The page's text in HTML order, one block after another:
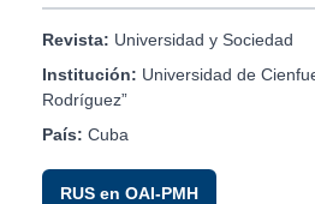
Revista: Universidad y Sociedad
Institución: Universidad de
Rodríguez”
País: Cuba
RUS en OAI-PMH